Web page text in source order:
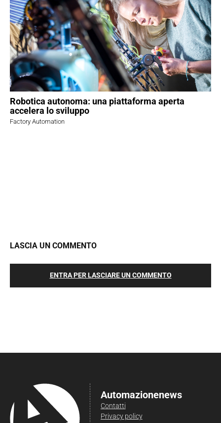
Robotica autonoma: una piattaforma aperta
accelera lo sviluppo
Factory Automation
LASCIA UN COMMENTO
ENTRA PER LASCIARE UN COMMENTO
Automazionenews
Contatti
Privacy policy